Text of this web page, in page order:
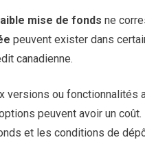
mise de fonds ne
peuvent exister dans
canadienne.
versions ou fonctionnalités
peuvent avoir un
et les conditions de